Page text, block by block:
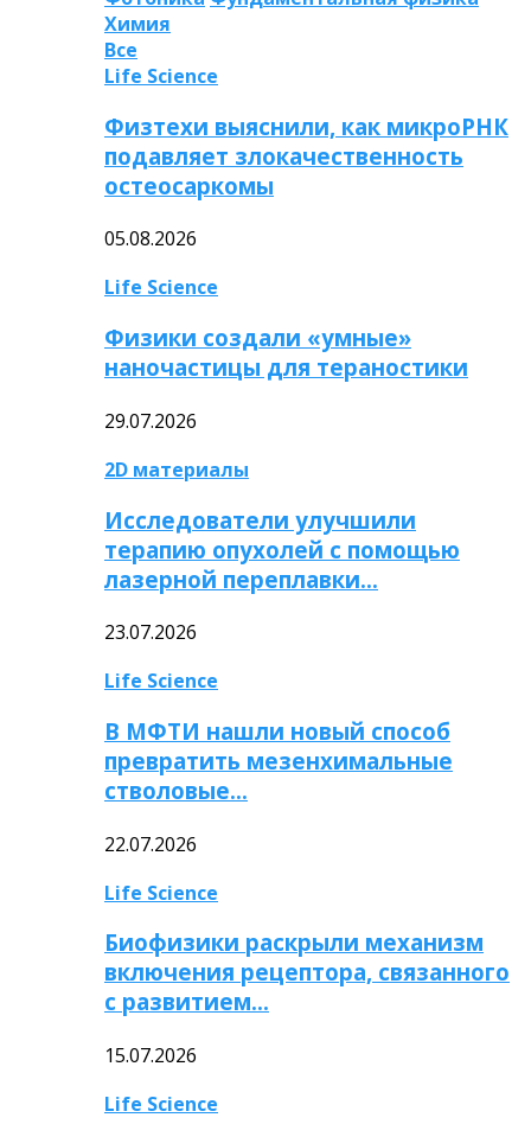
Химия
Все
Life Science
Физтехи выяснили, как микроРНК
подавляет злокачественность
остеосаркомы
05.08.2026
Life Science
Физики создали «умные»
наночастицы для тераностики
29.07.2026
2D материалы
Исследователи улучшили
терапию опухолей с помощью
лазерной переплавки…
23.07.2026
Life Science
В МФТИ нашли новый способ
превратить мезенхимальные
стволовые…
22.07.2026
Life Science
Биофизики раскрыли механизм
включения рецептора, связанного
с развитием…
15.07.2026
Life Science